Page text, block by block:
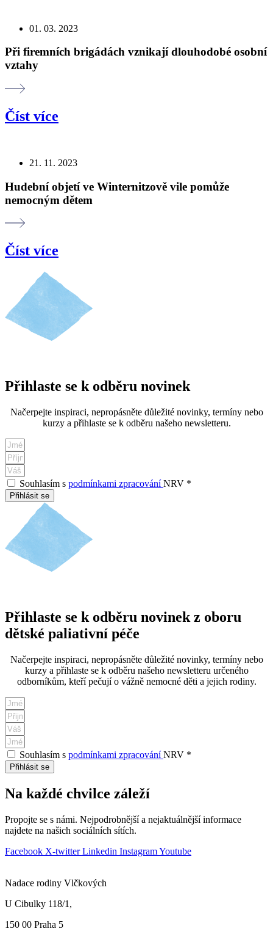
01. 03. 2023
Při firemních brigádách vznikají dlouhodobé osobní
vztahy
Číst více
21. 11. 2023
Hudební objetí ve Winternitzově vile pomůže
nemocným dětem
Číst více
Přihlaste se k odběru novinek
Načerpejte inspiraci, nepropásněte důležité novinky, termíny nebo
kurzy a přihlaste se k odběru našeho newsletteru.
Souhlasím s podmínkami zpracováníNRV *
Přihlásit se
Přihlaste se k odběru novinek z oboru
dětské paliativní péče
Načerpejte inspiraci, nepropásněte důležité novinky, termíny nebo
kurzy a přihlaste se k odběru našeho newsletteru určeného
odborníkům, kteří pečují o vážně nemocné děti a jejich rodiny.
Souhlasím s podmínkami zpracováníNRV *
Přihlásit se
Na každé chvilce záleží
Propojte se s námi. Nejpodrobnější a nejaktuálnější informace
najdete na našich sociálních sítích.
Facebook X-twitter Linkedin InstagramYoutube
Nadace rodiny Vlčkových
U Cibulky 118/1,
150 00 Praha 5